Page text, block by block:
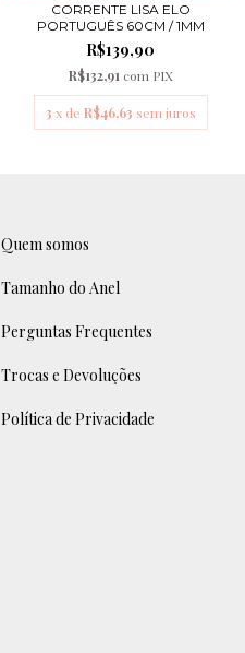
CORRENTE LISA ELO
PORTUGUÊS 60CM / 1MM
R$139,90
R$132,91 com PIX
3 x de R$46,63 sem juros
Quem somos
Tamanho do Anel
Perguntas Frequentes
Trocas e Devoluções
Política de Privacidade